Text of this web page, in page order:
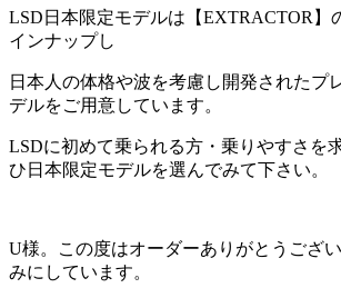
LSD日本限定モデルは【EXTRACTOR】
インナップし
日本人の体格や波を考慮し開発されたプ
デルをご用意しています。
LSDに初めて乗られる方・乗りやすさを
ひ日本限定モデルを選んでみて下さい。
U様。この度はオーダーありがとうござ
みにしています。